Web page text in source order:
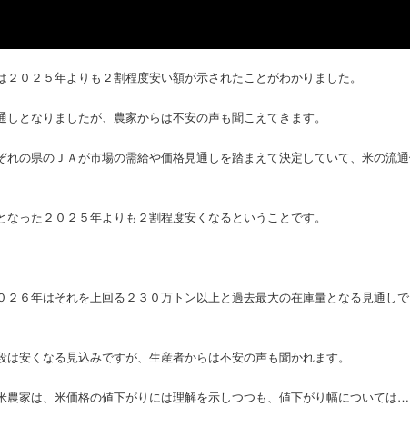
０２５年よりも２割程度安い額が示されたことがわかりました。
となりましたが、農家からは不安の声も聞こえてきます。
の県のＪＡが市場の需給や価格見通しを踏まえて決定していて、米の流
った２０２５年よりも２割程度安くなるということです。
６年はそれを上回る２３０万トン以上と過去最大の在庫量となる見通しで
安くなる見込みですが、生産者からは不安の声も聞かれます。
家は、米価格の値下がりには理解を示しつつも、値下がり幅については…